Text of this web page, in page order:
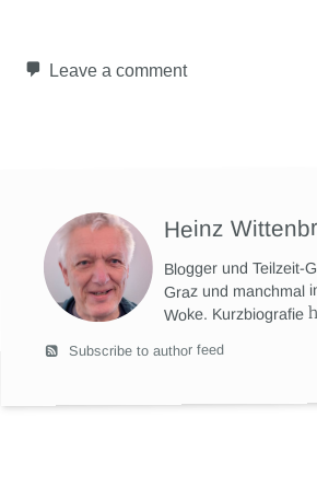
Leave a comment
Heinz
Blogger und Teilzeit-
Graz und manchmal
Woke. Kurzbiografie
Subscribe to author feed